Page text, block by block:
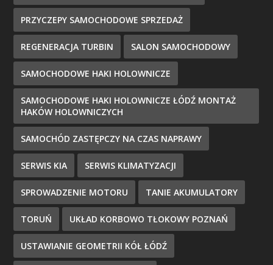
PRZYCZEPY SAMOCHODOWE SPRZEDAŻ
REGENERACJA TURBIN SALON SAMOCHODOWY
SAMOCHODOWE HAKI HOLOWNICZE
SAMOCHODOWE HAKI HOLOWNICZE ŁÓDŹ MONTAŻ
HAKÓW HOLOWNICZYCH
SAMOCHÓD ZASTĘPCZY NA CZAS NAPRAWY
SERWIS KIA SERWIS KLIMATYZACJI
SPROWADZENIE MOTORU TANIE AKUMULATORY
TORUŃ UKŁAD KORBOWO TŁOKOWY POZNAŃ
USTAWIANIE GEOMETRII KÓŁ ŁÓDŹ